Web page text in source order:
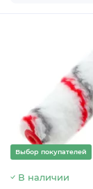
Выбор покупателей
В наличии